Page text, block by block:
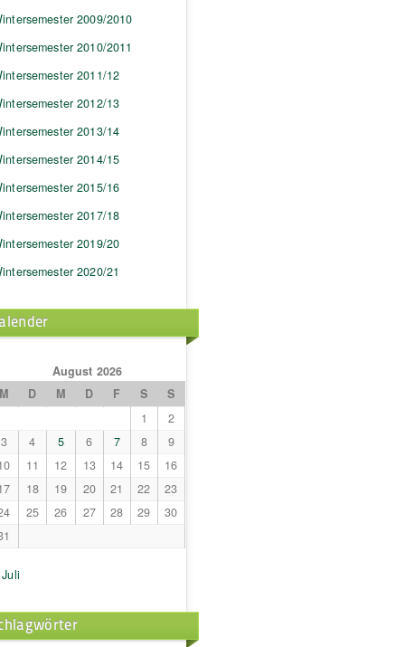
2009/2010
2010/2011
2011/12
2012/13
2013/14
2014/15
2015/16
2017/18
2019/20
2020/21
August 2026
M
D M D F S
S
1
2
3
4 5 6 7 8
9
11 12 13 14 15
16
18 19 20 21 22
23
25 26 27 28 29
30